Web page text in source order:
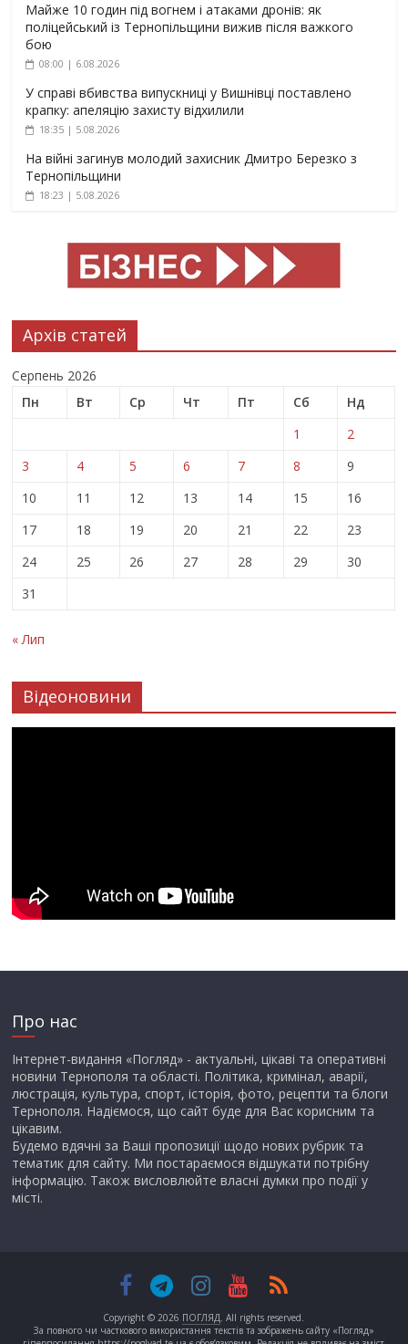
Майже 10 годин під вогнем і атаками дронів: як
поліцейський із Тернопільщини вижив після важкого
бою
08:00 | 6.08.2026
У справі вбивства випускниці у Вишнівці поставлено
крапку: апеляцію захисту відхилили
18:35 | 5.08.2026
На війні загинув молодий захисник Дмитро Березко з
Тернопільщини
18:23 | 5.08.2026
Архів статей
Серпень 2026
Пн
Вт Ср Чт Пт Сб
Нд
1
2
3
4 5 6 7 8
9
10
11 12 13 14 15
16
17
18 19 20 21 22
23
24
25 26 27 28 29
30
31
« Лип
Відеоновини
Про нас
Інтернет-видання «Погляд» - актуальні, цікаві та оперативні
новини Тернополя та області. Політика, кримінал, аварії,
люстрація, культура, спорт, історія, фото, рецепти та блоги
Тернополя. Надіємося, що сайт буде для Вас корисним та
цікавим.
Будемо вдячні за Ваші пропозиції щодо нових рубрик та
тематик для сайту. Ми постараємося відшукати потрібну
інформацію. Також висловлюйте власні думки про події у
місті.
Copyright © 2026 ПОГЛЯД . All rights reserved.
За повного чи часткового використання текстів та зображень сайту «Погляд»